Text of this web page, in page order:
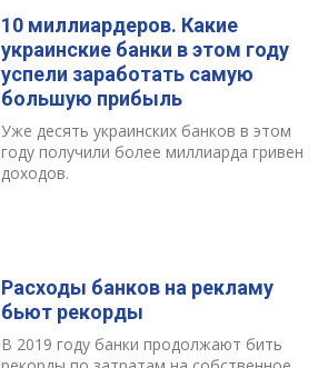
10 миллиардеров. Какие
украинские банки в этом году
успели заработать самую
большую прибыль
Уже десять украинских банков в этом
году получили более миллиарда гривен
доходов.
Расходы банков на рекламу
бьют рекорды
В 2019 году банки продолжают бить